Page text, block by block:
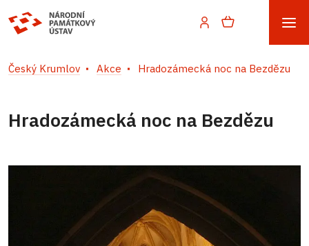
Český Krumlov Akce Hradozámecká noc na Bezdězu
Hradozámecká noc na Bezdězu